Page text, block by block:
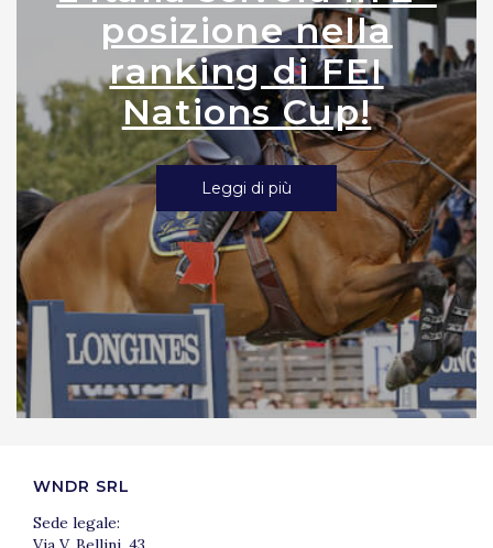
posizione nella
ranking di FEI
Nations Cup!
Leggi di più
WNDR SRL
Sede legale: